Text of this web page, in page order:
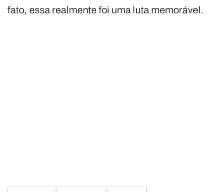
fato, essa realmente foi uma luta memorável.